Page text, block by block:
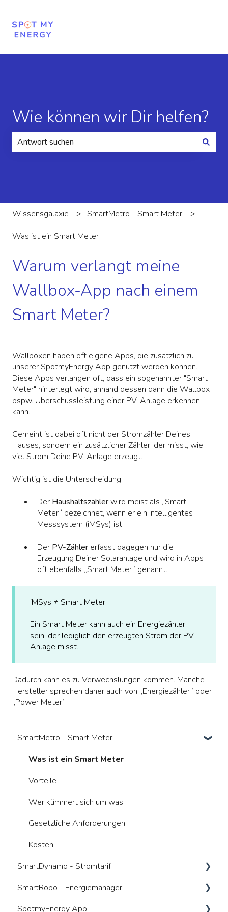
Wie können wir Dir helfen?
Wissensgalaxie SmartMetro - Smart Meter
Was ist ein Smart Meter
Warum verlangt meine
Wallbox-App nach einem
Smart Meter?
Wallboxen haben oft eigene Apps, die zusätzlich zu
unserer SpotmyEnergy App genutzt werden können.
Diese Apps verlangen oft, dass ein sogenannter "Smart
Meter" hinterlegt wird, anhand dessen dann die Wallbox
bspw. Überschussleistung einer PV-Anlage erkennen
kann.
Gemeint ist dabei oft nicht der Stromzähler Deines
Hauses, sondern ein zusätzlicher Zähler, der misst, wie
viel Strom Deine PV-Anlage erzeugt.
Wichtig ist die Unterscheidung:
Der Haushaltszählerwird meist als „Smart
Meter“ bezeichnet, wenn er ein intelligentes
Messsystem (iMSys) ist.
Der PV-Zähler erfasst dagegen nur die
Erzeugung Deiner Solaranlage und wird in Apps
oft ebenfalls „Smart Meter“ genannt.
iMSys ≠ Smart Meter
Ein Smart Meter kann auch ein Energiezähler
sein, der lediglich den erzeugten Strom der PV-
Anlage misst.
Dadurch kann es zu Verwechslungen kommen. Manche
Hersteller sprechen daher auch von „Energiezähler“ oder
„Power Meter“.
SmartMetro - Smart Meter
Was ist ein Smart Meter
Vorteile
Wer kümmert sich um was
Gesetzliche Anforderungen
Kosten
SmartDynamo - Stromtarif
Was ist ein dynamischer Tarif
Anbieterwechsel
SmartRobo - Energiemanager
Was ist ein Energiemanager (HEMS)
SpotmyEnergy App